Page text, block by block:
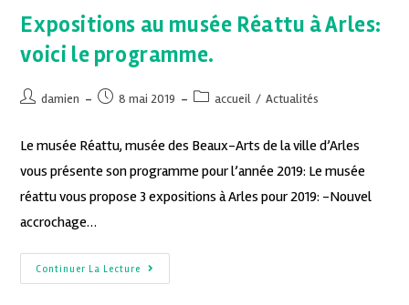
Expositions au musée Réattu à Arles:
voici le programme.
damien 8 mai 2019 accueil / Actualités
Le musée Réattu, musée des Beaux-Arts de la ville d’Arles
vous présente son programme pour l’année 2019: Le musée
réattu vous propose 3 expositions à Arles pour 2019: -Nouvel
accrochage…
Continuer La Lecture